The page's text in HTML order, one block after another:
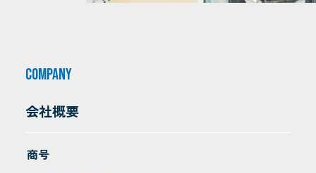
COMPANY
会社概要
商号